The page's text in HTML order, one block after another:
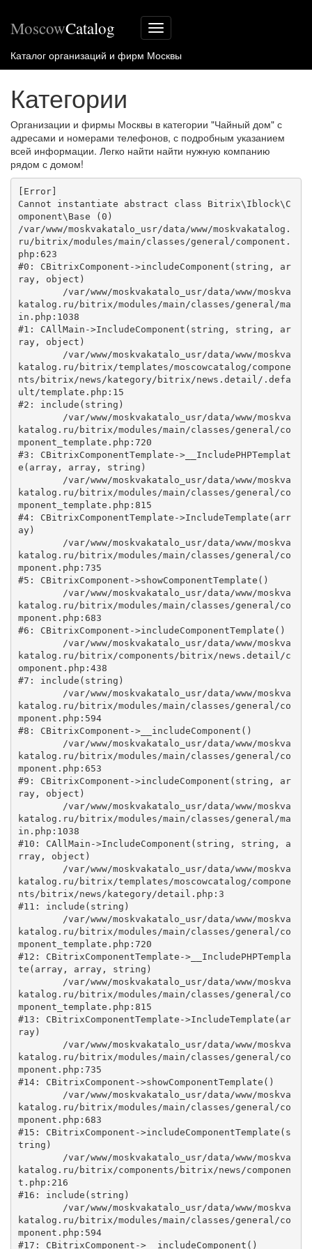
Меню
сайта
MoscowCatalog
Каталог организаций и фирм Москвы
Категории
Организации и фирмы Москвы в категории "Чайный дом" с
адресами и номерами телефонов, с подробным указанием
всей информации. Легко найти найти нужную компанию
рядом с домом!
[Error]
Cannot instantiate abstract class Bitrix\Iblock\C
omponent\Base (0)
/var/www/moskvakatalo_usr/data/www/moskvakatalog.
ru/bitrix/modules/main/classes/general/component.
php:623
#0: CBitrixComponent->includeComponent(string, ar
ray, object)
katalog.ru/bitrix/modules/main/classes/general/ma
in.php:1038
#1: CAllMain->IncludeComponent(string, string, ar
ray, object)
katalog.ru/bitrix/templates/moscowcatalog/compone
nts/bitrix/news/kategory/bitrix/news.detail/.defa
ult/template.php:15
#2: include(string)
katalog.ru/bitrix/modules/main/classes/general/co
mponent_template.php:720
#3: CBitrixComponentTemplate->__IncludePHPTemplat
e(array, array, string)
katalog.ru/bitrix/modules/main/classes/general/co
mponent_template.php:815
#4: CBitrixComponentTemplate->IncludeTemplate(arr
ay)
katalog.ru/bitrix/modules/main/classes/general/co
mponent.php:735
#5: CBitrixComponent->showComponentTemplate()
katalog.ru/bitrix/modules/main/classes/general/co
mponent.php:683
#6: CBitrixComponent->includeComponentTemplate()
katalog.ru/bitrix/components/bitrix/news.detail/c
omponent.php:438
#7: include(string)
katalog.ru/bitrix/modules/main/classes/general/co
mponent.php:594
#8: CBitrixComponent->__includeComponent()
katalog.ru/bitrix/modules/main/classes/general/co
mponent.php:653
#9: CBitrixComponent->includeComponent(string, ar
ray, object)
katalog.ru/bitrix/modules/main/classes/general/ma
in.php:1038
#10: CAllMain->IncludeComponent(string, string, a
rray, object)
katalog.ru/bitrix/templates/moscowcatalog/compone
nts/bitrix/news/kategory/detail.php:3
#11: include(string)
katalog.ru/bitrix/modules/main/classes/general/co
mponent_template.php:720
#12: CBitrixComponentTemplate->__IncludePHPTempla
te(array, array, string)
katalog.ru/bitrix/modules/main/classes/general/co
mponent_template.php:815
#13: CBitrixComponentTemplate->IncludeTemplate(ar
ray)
katalog.ru/bitrix/modules/main/classes/general/co
mponent.php:735
#14: CBitrixComponent->showComponentTemplate()
katalog.ru/bitrix/modules/main/classes/general/co
mponent.php:683
#15: CBitrixComponent->includeComponentTemplate(s
tring)
katalog.ru/bitrix/components/bitrix/news/componen
t.php:216
#16: include(string)
katalog.ru/bitrix/modules/main/classes/general/co
mponent.php:594
#17: CBitrixComponent->__includeComponent()